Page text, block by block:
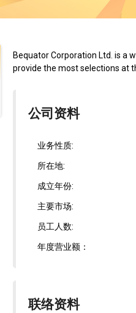
Bequator Corporation Ltd. is a
provide the most selections at
公司资料
业务性质:
所在地:
成立年份:
主要市场:
员工人数:
年度营业额：
联络资料